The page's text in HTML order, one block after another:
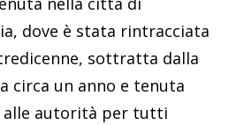
dove è stata rintracciata
sottratta dalla
circa un anno e tenuta
alle autorità per tutti